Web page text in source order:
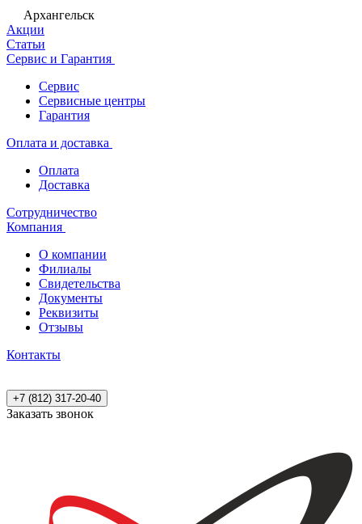
Архангельск
Акции
Статьи
Сервис и Гарантия
Сервис
Сервисные центры
Гарантия
Оплата и доставка
Оплата
Доставка
Сотрудничество
Компания
О компании
Филиалы
Свидетельства
Документы
Реквизиты
Отзывы
Контакты
+7 (812) 317-20-40
Заказать звонок